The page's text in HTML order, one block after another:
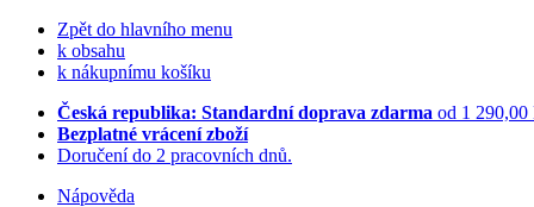
Zpět do hlavního menu
k obsahu
k nákupnímu košíku
Česká republika: Standardní doprava zdarma od 1 290,00
Bezplatné vrácení zboží
Doručení do 2 pracovních dnů.
Nápověda